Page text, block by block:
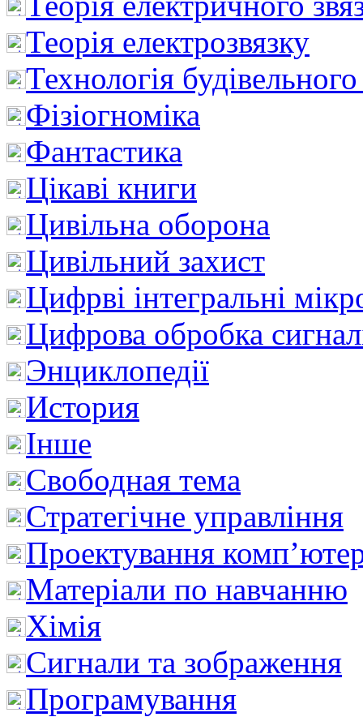
Теорія електрозвязку
Технологія
Фізіогноміка
Фантастика
Цікаві книги
Цивільна оборона
Цивільний захист
Цифрві інтегральні
Цифрова обробка
Энциклопедії
История
Інше
Свободная тема
Стратегічне управління
Проектування
Матеріали по навчанню
Хімія
Сигнали та зображення
Програмування